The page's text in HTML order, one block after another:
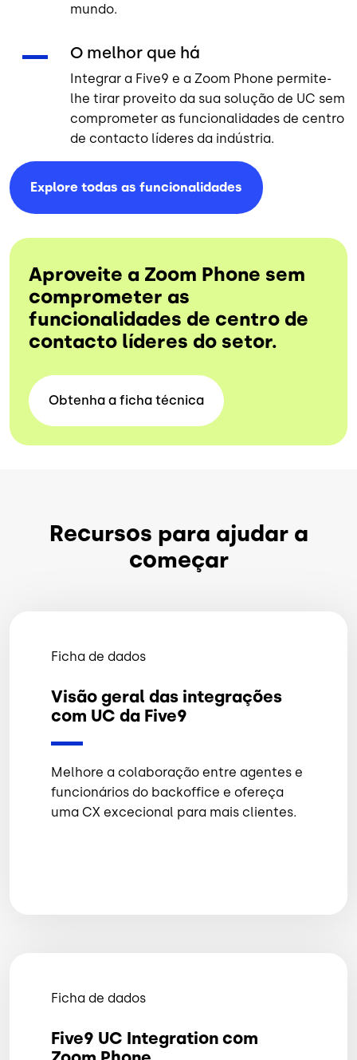
mundo.
O melhor que há
Integrar a Five9 e a Zoom Phone permite-
lhe tirar proveito da sua solução de UC sem
comprometer as funcionalidades de centro
de contacto líderes da indústria.
Explore todas as funcionalidades
Aproveite a Zoom Phone sem
comprometer as
funcionalidades de centro de
contacto líderes do setor.
Obtenha a ficha técnica
Recursos para ajudar a
começar
Ficha de dados
Visão geral das integrações
com UC da Five9
Melhore a colaboração entre agentes e
funcionários do backoffice e ofereça
uma CX excecional para mais clientes.
Ficha de dados
Five9 UC Integration com